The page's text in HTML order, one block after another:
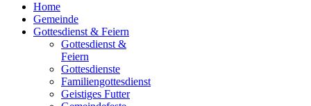
Home
Gemeinde
Gottesdienst & Feiern
Gottesdienst &
Feiern
Gottesdienste
Familiengottesdienst
Geistiges Futter